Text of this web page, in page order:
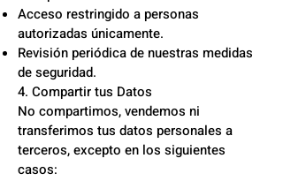
Acceso restringido a personas
autorizadas únicamente.
Revisión periódica de nuestras medidas
de seguridad.
4. Compartir tus Datos
No compartimos, vendemos ni
transferimos tus datos personales a
terceros, excepto en los siguientes
casos: